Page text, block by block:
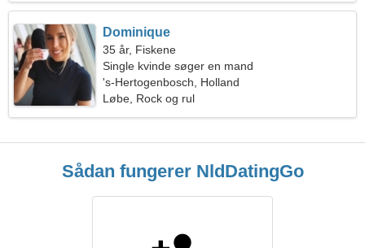
Dominique
35 år, Fiskene
Single kvinde søger en mand
's-Hertogenbosch, Holland
Løbe, Rock og rul
Sådan fungerer NldDatingGo